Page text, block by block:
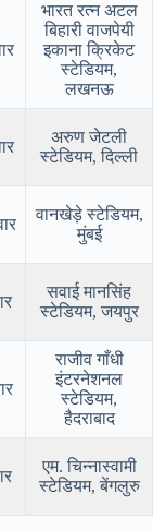
भारत रत्न अटल
बिहारी वाजपेयी
इकाना क्रिकेट
स्टेडियम,
लखनऊ
अरुण जेटली
स्टेडियम, दिल्ली
वानखेड़े स्टेडियम,
मुंबई
सवाई मानसिंह
स्टेडियम, जयपुर
राजीव गाँधी
इंटरनेशनल
स्टेडियम,
हैदराबाद
एम. चिन्नास्वामी
स्टेडियम, बेंगलुरु